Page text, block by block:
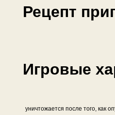
Рецепт
Игровые
уничтожается после того, как